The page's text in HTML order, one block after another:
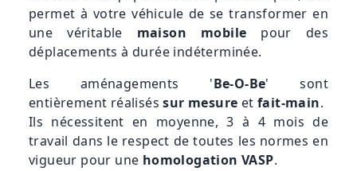
permet à votre véhicule de se transformer en
une véritable maison mobile pour des
déplacements à durée indéterminée.
Les aménagements 'Be-O-Be' sont
entièrement réaliséssur mesure etfait-main.
Ils nécessitent en moyenne, 3 à 4 mois de
travail dans le respect de toutes les normes en
vigueur pour une homologation VASP.